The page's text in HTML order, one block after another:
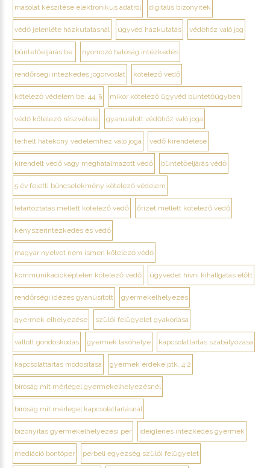
másolat készítése elektronikus adatról digitális bizonyíték
védő jelenléte házkutatásnál ügyvéd házkutatás védőhöz való jog
büntetőeljárás be. nyomozó hatóság intézkedés
rendőrségi intézkedés jogorvoslat kötelező védő
kötelező védelem be. 44. § mikor kötelező ügyvéd büntetőügyben
védő kötelező részvétele gyanúsított védőhöz való joga
terhelt hatékony védelemhez való joga védő kirendelése
kirendelt védő vagy meghatalmazott védő büntetőeljárás védő
5 év feletti bűncselekmény kötelező védelem
letartóztatás mellett kötelező védő őrizet mellett kötelező védő
kényszerintézkedés és védő
magyar nyelvet nem ismeri kötelező védő
kommunikációképtelen kötelező védő ügyvédet hívni kihallgatás előtt
rendőrségi idézés gyanúsított gyermekelhelyezés
gyermek elhelyezése szülői felügyelet gyakorlása
váltott gondoskodás gyermek lakóhelye kapcsolattartás szabályozása
kapcsolattartás módosítása gyermek érdeke ptk. 4:2
bíróság mit mérlegel gyermekelhelyezésnél
bíróság mit mérlegel kapcsolattartásnál
bizonyítás gyermekelhelyezési per ideiglenes intézkedés gyermek
mediáció bontóper perbeli egyezség szülői felügyelet